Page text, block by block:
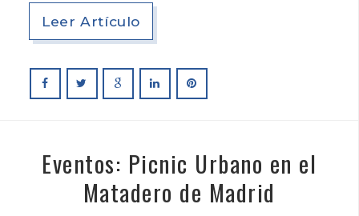
Leer Artículo
Eventos: Picnic Urbano en el
Matadero de Madrid